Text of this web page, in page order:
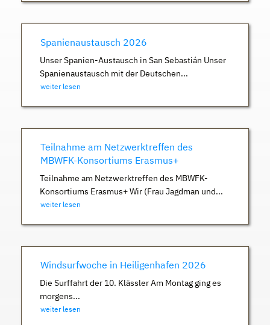
Spanienaustausch 2026
Unser Spanien-Austausch in San Sebastián Unser
Spanienaustausch mit der Deutschen...
weiter lesen
Teilnahme am Netzwerktreffen des
MBWFK-Konsortiums Erasmus+
Teilnahme am Netzwerktreffen des MBWFK-
Konsortiums Erasmus+ Wir (Frau Jagdman und...
weiter lesen
Windsurfwoche in Heiligenhafen 2026
Die Surffahrt der 10. Klässler Am Montag ging es
morgens...
weiter lesen